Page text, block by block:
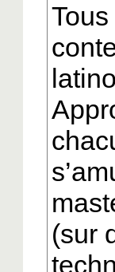
(sur